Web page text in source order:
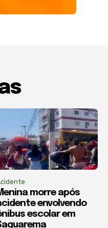
morre após
envolvendo
escolar em